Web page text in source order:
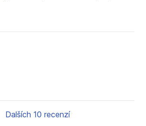
Dalších 10 recenzí